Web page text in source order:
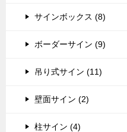
サインボックス (8)
ボーダーサイン (9)
吊り式サイン (11)
壁面サイン (2)
柱サイン (4)